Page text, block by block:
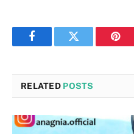
FacebookTwitter
RELATED POSTS